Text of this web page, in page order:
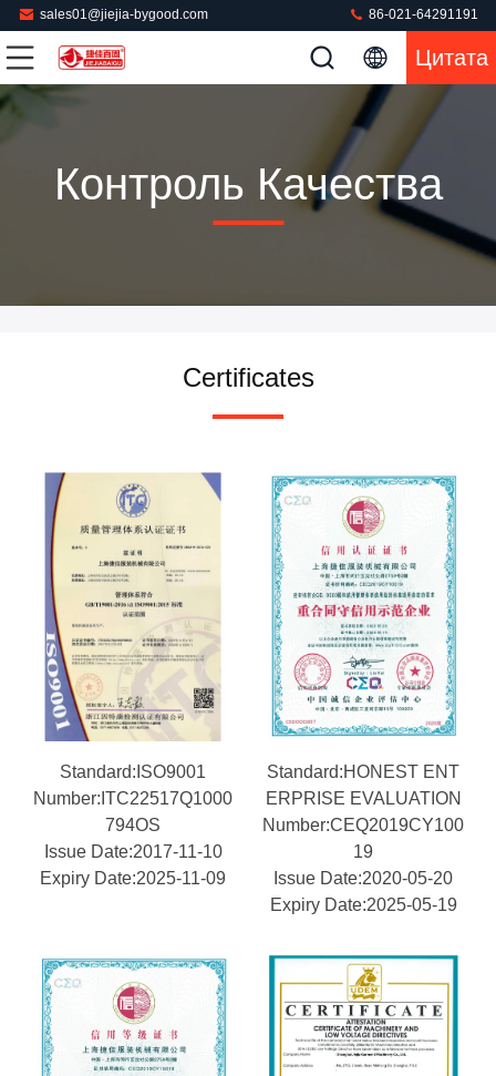
sales01@jiejia-bygood.com 86-021-64291191
Цитата
Контроль Качества
Certificates
Standard:ISO9001
Number:ITC22517Q1000
794OS
Issue Date:2017-11-10
Expiry Date:2025-11-09
Standard:HONEST ENT
ERPRISE EVALUATION
Number:CEQ2019CY100
19
Issue Date:2020-05-20
Expiry Date:2025-05-19